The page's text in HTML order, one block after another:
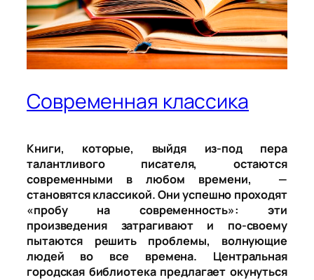
Современная классика
Книги, которые, выйдя из-под пера
талантливого писателя, остаются
современными в любом времени, —
становятся классикой. Они успешно проходят
«пробу на современность»: эти
произведения затрагивают и по-своему
пытаются решить проблемы, волнующие
людей во все времена. Центральная
городская библиотека предлагает окунуться